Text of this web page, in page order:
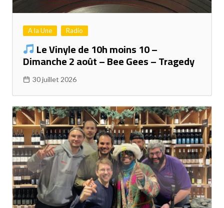
A la Une Radio
Le Vinyle de 10h moins 10 –
Dimanche 2 août – Bee Gees – Tragedy
30 juillet 2026